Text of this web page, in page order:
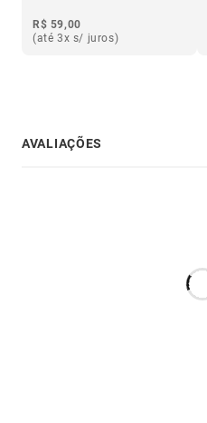
R$ 59,00
(até 3x s/ juros)
AVALIAÇÕES